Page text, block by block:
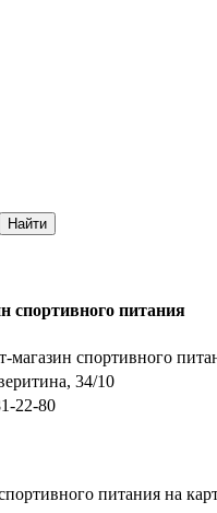
спортивного питания
спортивного
34/10
22-80
питания на